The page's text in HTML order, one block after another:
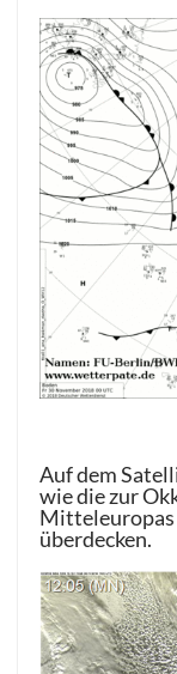
Auf dem
wie die zur
Mitteleuropas
überdecken.